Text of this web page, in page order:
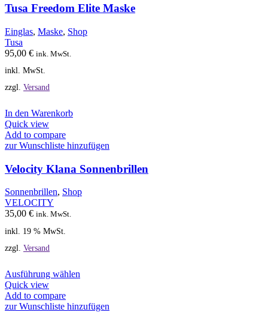
auf.
Die
können
Tusa Freedom Elite Maske
Einglas, Maske, Shop
Tusa
95,00 € ink. MwSt.
inkl. MwSt.
zzgl. Versand
In den Warenkorb
Quick view
Add to compare
zur Wunschliste hinzufügen
Velocity Klana Sonnenbrillen
Sonnenbrillen, Shop
VELOCITY
35,00 € ink. MwSt.
inkl. 19 % MwSt.
zzgl. Versand
Ausführung wählen
mehrere
Quick view
Add to compare
zur Wunschliste hinzufügen